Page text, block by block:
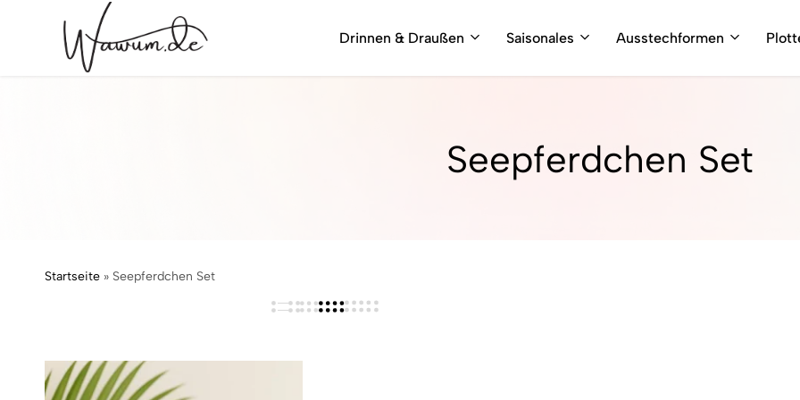
Drinnen & Draußen Saisonales Ausstechformen
Seepferdchen Set
Startseite » Seepferdchen Set